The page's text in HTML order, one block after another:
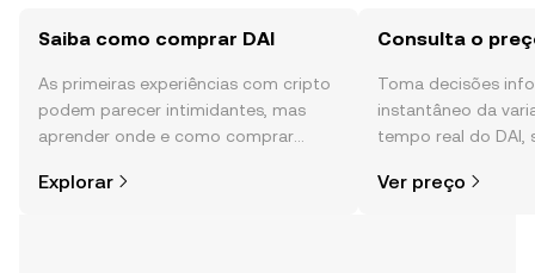
Saiba como comprar DAI
As primeiras experiências com cripto
podem parecer intimidantes, mas
aprender onde e como comprar
Começa a tua viagem na aplicação
Explorar
Consulta o
Toma decisões
instantâneo da
tempo real do DAI,
Ver preço